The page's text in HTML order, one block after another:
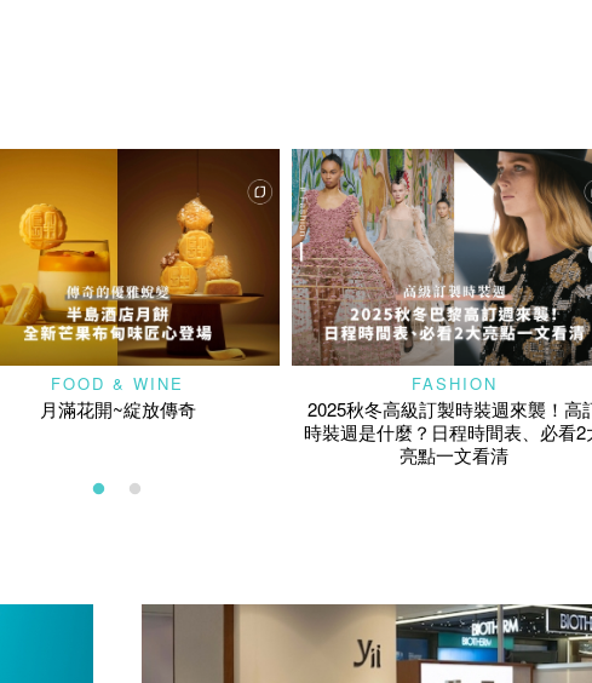
FOOD & WINE
月滿花開~綻放傳奇
FASHION
2025秋冬高級訂製時裝週來襲！高
時裝週是什麼？日程時間表、必看2
亮點一文看清